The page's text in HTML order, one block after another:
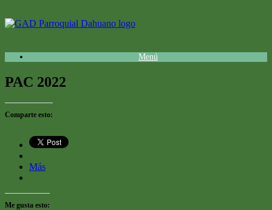
al
contenido
Menú
PAC 2022
Comparte esto:
Más
Me gusta esto: